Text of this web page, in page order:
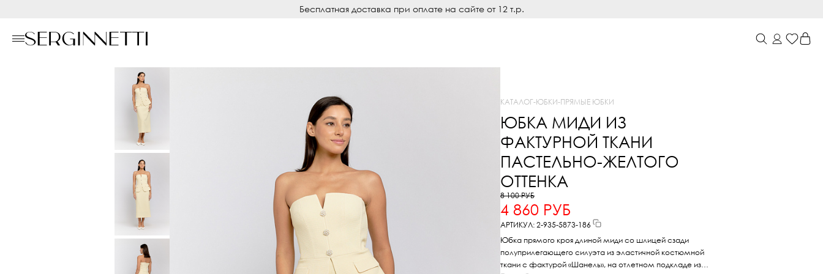
Бесплатная доставка при оплате на сайте от 12 т.р.
КАТАЛОГ-ЮБКИ-ПРЯМЫЕ ЮБКИ
ЮБКА МИДИ ИЗ
ФАКТУРНОЙ ТКАНИ
ПАСТЕЛЬНО-ЖЕЛТОГО
ОТТЕНКА
8 100 РУБ
4 860 РУБ
АРТИКУЛ: 2-935-5873-186
Юбка прямого кроя длиной миди со шлицей сзади
полуприлегающего силуэта из эластичной костюмной
ткани с фактурой «Шанель», на отлетном подкладе из